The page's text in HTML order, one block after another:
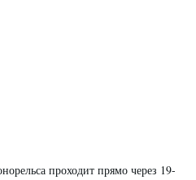
проходит прямо через 19-